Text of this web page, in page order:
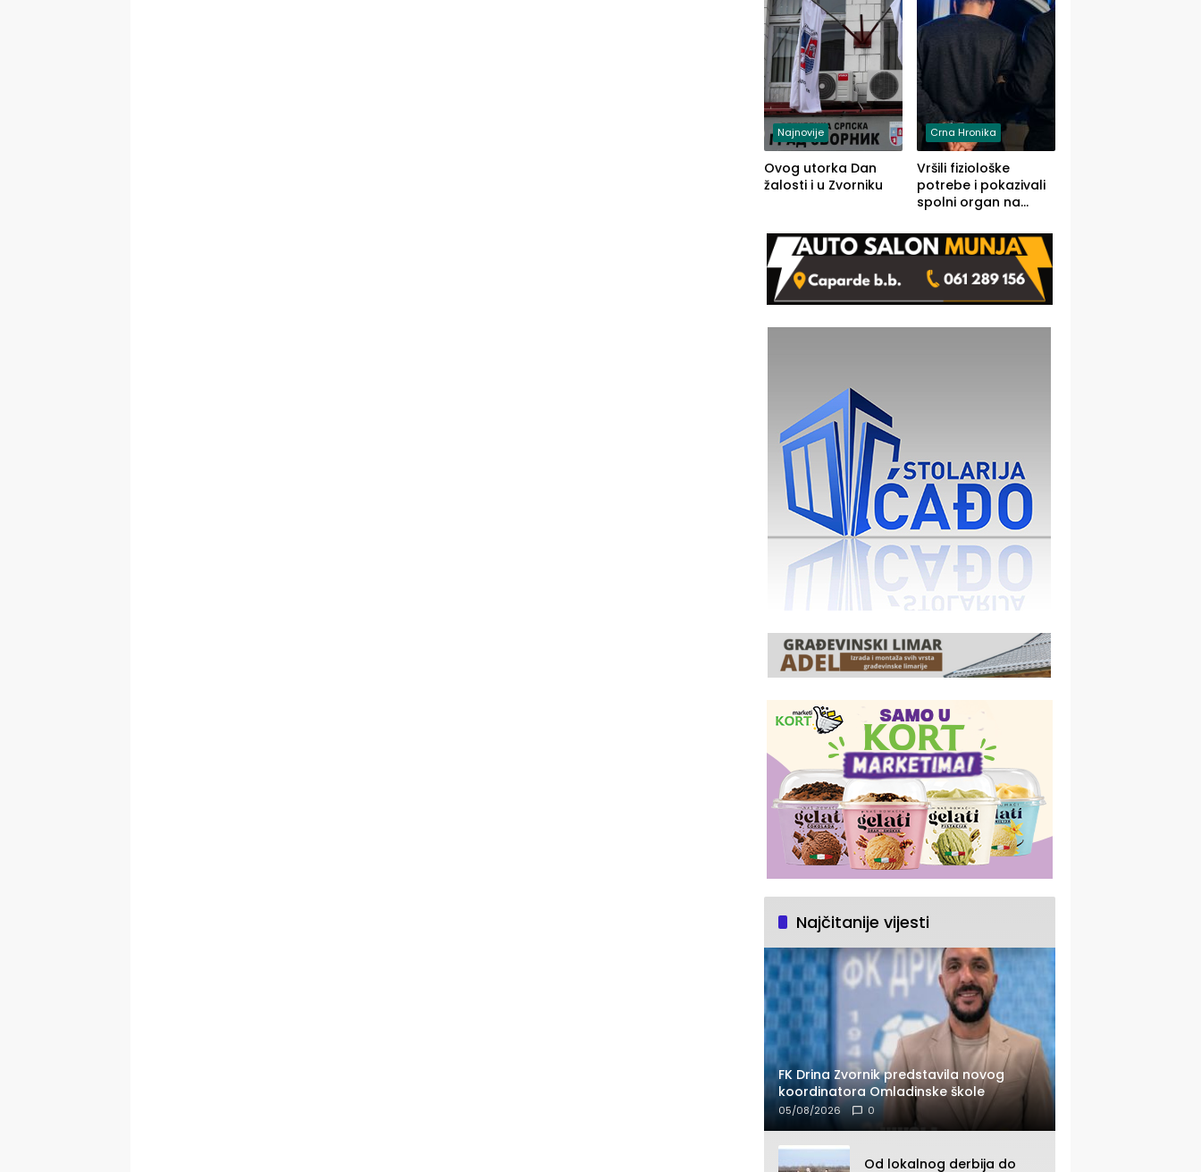
Najnovije
Ovog utorka Dan
žalosti i u Zvorniku
Crna Hronika
Vršili fiziološke
potrebe i pokazivali
spolni organ na
uslijedile kazne
Najčitanije vijesti
FK Drina Zvornik predstavila novog
koordinatora Omladinske škole
05/08/2026 0
Od lokalnog derbija do